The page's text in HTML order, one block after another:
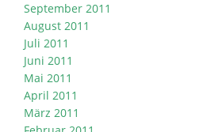
September 2011
August 2011
Juli 2011
Juni 2011
Mai 2011
April 2011
März 2011